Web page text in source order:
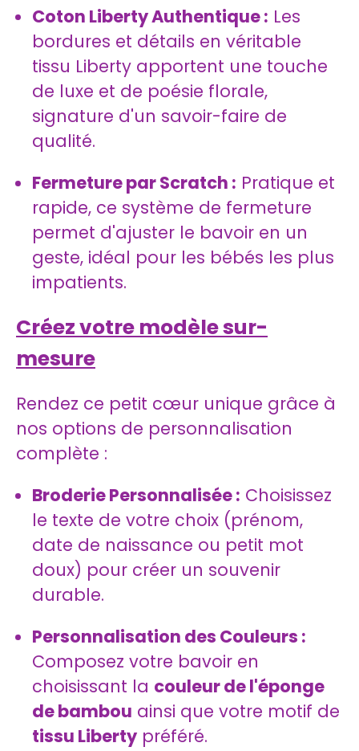
Coton Liberty Authentique : Les
bordures et détails en véritable
tissu Liberty apportent une touche
de luxe et de poésie florale,
signature d'un savoir-faire de
qualité.
Fermeture par Scratch : Pratique et
rapide, ce système de fermeture
permet d'ajuster le bavoir en un
geste, idéal pour les bébés les plus
impatients.
Créez votre modèle sur-
mesure
Rendez ce petit cœur unique grâce à
nos options de personnalisation
complète :
Broderie Personnalisée : Choisissez
le texte de votre choix (prénom,
date de naissance ou petit mot
doux) pour créer un souvenir
durable.
Personnalisation des Couleurs :
Composez votre bavoir en
choisissant la couleur de l'éponge
de bambou ainsi que votre motif de
tissu Liberty préféré.